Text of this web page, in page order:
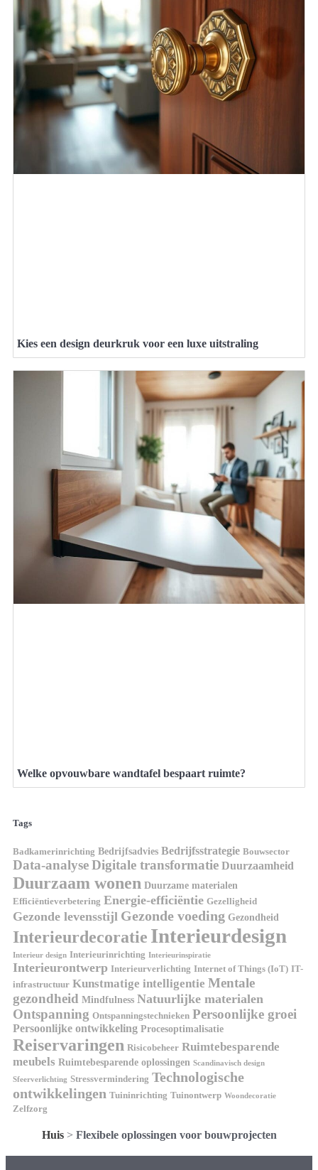
Kies een design deurkruk voor een luxe uitstraling
Welke opvouwbare wandtafel bespaart ruimte?
Tags
Badkamerinrichting Bedrijfsadvies Bedrijfsstrategie Bouwsector
Data-analyseDigitale transformatie Duurzaamheid
Duurzaam wonen Duurzame materialen
Efficiëntieverbetering Energie-efficiëntie Gezelligheid
Gezonde levensstijl Gezonde voeding Gezondheid
Interieurdecoratie Interieurdesign
Interieur design Interieurinrichting Interieurinspiratie
Interieurontwerp Interieurverlichting Internet of Things (IoT) IT-
infrastructuur Kunstmatige intelligentie Mentale
gezondheid Mindfulness Natuurlijke materialen
Ontspanning Ontspanningstechnieken Persoonlijke groei
Persoonlijke ontwikkeling Procesoptimalisatie
Reiservaringen Risicobeheer Ruimtebesparende
meubels Ruimtebesparende oplossingen Scandinavisch design
Sfeerverlichting Stressvermindering Technologische
ontwikkelingen Tuininrichting Tuinontwerp Woondecoratie
Zelfzorg
Huis> Flexibele oplossingen voor bouwprojecten